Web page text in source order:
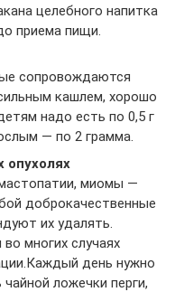
целебного напитка
приема пищи.
сопровождаются
кашлем, хорошо
надо есть по 0,5 г
— по 2 грамма.
опухолях
миомы —
доброкачественные
их удалять.
многих случаях
день нужно
ложечки перги,